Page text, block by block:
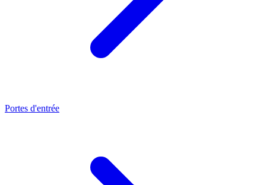
Portes d'entrée